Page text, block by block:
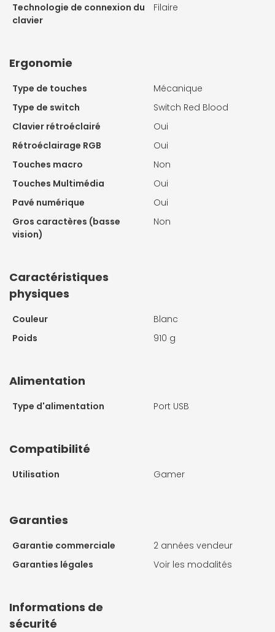
Technologie de connexion du
clavier
Filaire
Ergonomie
Type de touches
Mécanique
Type de switch
Switch Red Blood
Clavier rétroéclairé
Oui
Rétroéclairage RGB
Oui
Touches macro
Non
Touches Multimédia
Oui
Pavé numérique
Oui
Gros caractères (basse
vision)
Non
Caractéristiques
physiques
Couleur
Blanc
Poids
910 g
Alimentation
Type d'alimentation Port USB
Compatibilité
Utilisation Gamer
Garanties
Garantie commerciale
2 années vendeur
Garanties légales
Voir les modalités
Informations de
sécurité